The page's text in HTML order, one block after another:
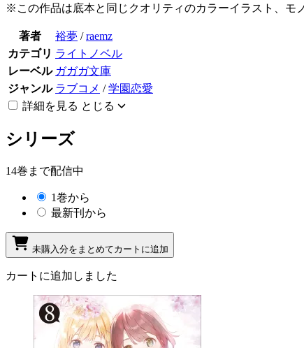
※この作品は底本と同じクオリティのカラーイラスト、モ
著者 裕夢 /raemz
カテゴリ ライトノベル
レーベル ガガガ文庫
ジャンル ラブコメ /学園恋愛
詳細を見る とじる
シリーズ
14巻まで配信中
1巻から
最新刊から
未購入分をまとめてカートに追加
カートに追加しました